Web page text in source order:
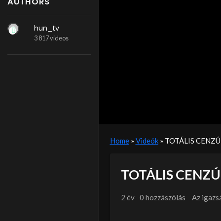
hun_tv
3 817 videos
Home» Videók» TOTÁLIS
TOTÁLIS
2 év 0 hozzászólás Az